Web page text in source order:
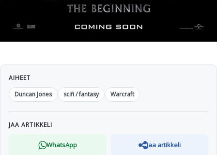
AIHEET
Duncan Jones
scifi / fantasy Warcraft
JAA ARTIKKELI
WhatsApp Jaa artikkeli